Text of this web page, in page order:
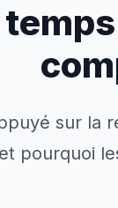
sur la
et pourquoi